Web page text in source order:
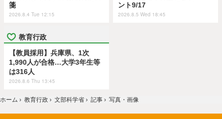
箋
2026.8.4 Tue 12:15
ント9/17
2026.8.5 Wed 18:45
教育行政
【教員採用】兵庫県、1次
1,990人が合格…大学3年生等
は316人
2026.8.6 Thu 13:45
ホーム › 教育行政 › 文部科学省 › 記事 › 写真・画像